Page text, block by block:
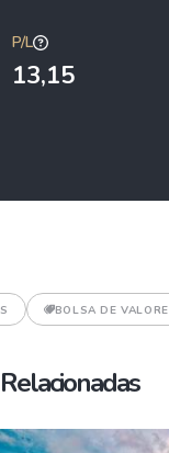
P/L
13,15
BOLSA DE